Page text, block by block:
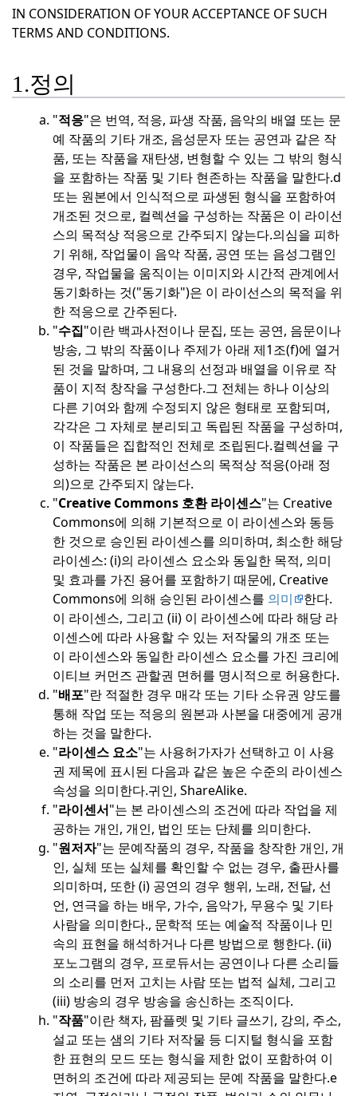
IN CONSIDERATION OF YOUR ACCEPTANCE OF SUCH
TERMS AND CONDITIONS.
1.정의
"적응"은 번역, 적응, 파생 작품, 음악의 배열 또는 문
예 작품의 기타 개조, 음성문자 또는 공연과 같은 작
품, 또는 작품을 재탄생, 변형할 수 있는 그 밖의 형식
을 포함하는 작품 및 기타 현존하는 작품을 말한다.d
또는 원본에서 인식적으로 파생된 형식을 포함하여
개조된 것으로, 컬렉션을 구성하는 작품은 이 라이선
스의 목적상 적응으로 간주되지 않는다.의심을 피하
기 위해, 작업물이 음악 작품, 공연 또는 음성그램인
경우, 작업물을 움직이는 이미지와 시간적 관계에서
동기화하는 것("동기화")은 이 라이선스의 목적을 위
한 적응으로 간주된다.
"수집"이란 백과사전이나 문집, 또는 공연, 음문이나
방송, 그 밖의 작품이나 주제가 아래 제1조(f)에 열거
된 것을 말하며, 그 내용의 선정과 배열을 이유로 작
품이 지적 창작을 구성한다.그 전체는 하나 이상의
다른 기여와 함께 수정되지 않은 형태로 포함되며,
각각은 그 자체로 분리되고 독립된 작품을 구성하며,
이 작품들은 집합적인 전체로 조립된다.컬렉션을 구
성하는 작품은 본 라이선스의 목적상 적응(아래 정
의)으로 간주되지 않는다.
"Creative Commons 호환 라이센스"는 Creative
Commons에 의해 기본적으로 이 라이센스와 동등
한 것으로 승인된 라이센스를 의미하며, 최소한 해당
라이센스: (i)의 라이센스 요소와 동일한 목적, 의미
및 효과를 가진 용어를 포함하기 때문에, Creative
Commons에 의해 승인된 라이센스를 의미
한다.
이 라이센스, 그리고 (ii) 이 라이센스에 따라 해당 라
이센스에 따라 사용할 수 있는 저작물의 개조 또는
이 라이센스와 동일한 라이센스 요소를 가진 크리에
이티브 커먼즈 관할권 면허를 명시적으로 허용한다.
"배포"란 적절한 경우 매각 또는 기타 소유권 양도를
통해 작업 또는 적응의 원본과 사본을 대중에게 공개
하는 것을 말한다.
"라이센스 요소"는 사용허가자가 선택하고 이 사용
권 제목에 표시된 다음과 같은 높은 수준의 라이센스
속성을 의미한다.귀인, ShareAlike.
"라이센서"는 본 라이센스의 조건에 따라 작업을 제
공하는 개인, 개인, 법인 또는 단체를 의미한다.
"원저자"는 문예작품의 경우, 작품을 창작한 개인, 개
인, 실체 또는 실체를 확인할 수 없는 경우, 출판사를
의미하며, 또한 (i) 공연의 경우 행위, 노래, 전달, 선
언, 연극을 하는 배우, 가수, 음악가, 무용수 및 기타
사람을 의미한다., 문학적 또는 예술적 작품이나 민
속의 표현을 해석하거나 다른 방법으로 행한다. (ii)
포노그램의 경우, 프로듀서는 공연이나 다른 소리들
의 소리를 먼저 고치는 사람 또는 법적 실체, 그리고
(iii) 방송의 경우 방송을 송신하는 조직이다.
"작품"이란 책자, 팜플렛 및 기타 글쓰기, 강의, 주소,
설교 또는 샘의 기타 저작물 등 디지털 형식을 포함
한 표현의 모드 또는 형식을 제한 없이 포함하여 이
면허의 조건에 따라 제공되는 문예 작품을 말한다.e